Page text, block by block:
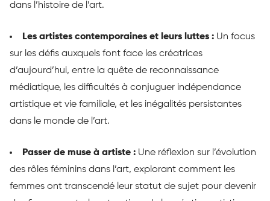
dans l’histoire de l’art.
Les artistes contemporaines et leurs luttes : Un focus
sur les défis auxquels font face les créatrices
d’aujourd’hui, entre la quête de reconnaissance
médiatique, les difficultés à conjuguer indépendance
artistique et vie familiale, et les inégalités persistantes
dans le monde de l’art.
Passer de muse à artiste : Une réflexion sur l’évolution
des rôles féminins dans l’art, explorant comment les
femmes ont transcendé leur statut de sujet pour devenir